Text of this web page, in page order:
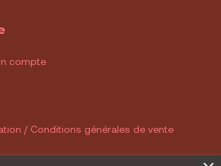
compte
/ Conditions générales de vente